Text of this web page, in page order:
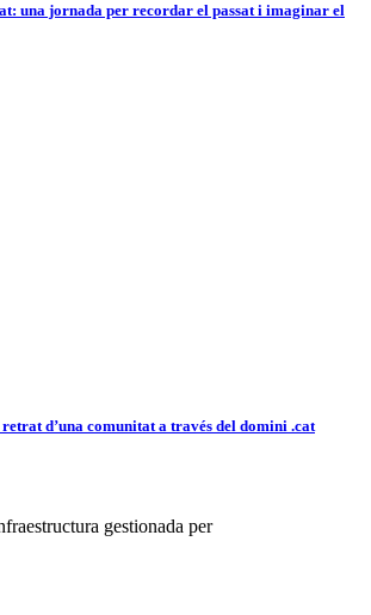
una jornada per recordar el passat i imaginar el
retrat d’una comunitat a través del domini .cat
gestionada per